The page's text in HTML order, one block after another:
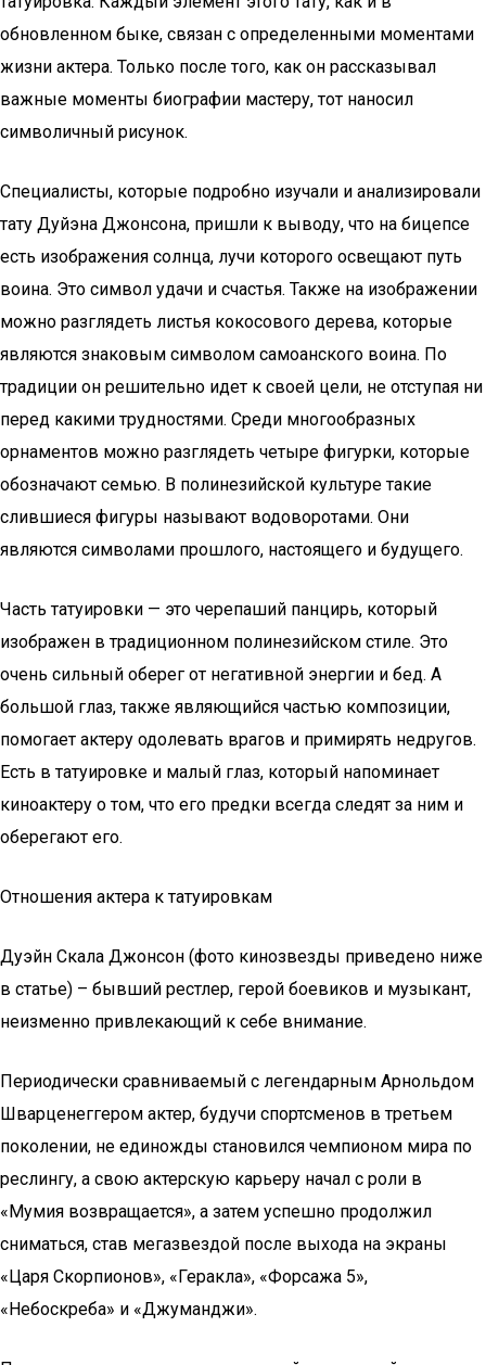
обновленном быке, связан с определенными моментами
жизни актера. Только после того, как он рассказывал
важные моменты биографии мастеру, тот наносил
символичный рисунок.
Специалисты, которые подробно изучали и анализировали
тату Дуйэна Джонсона, пришли к выводу, что на бицепсе
есть изображения солнца, лучи которого освещают путь
воина. Это символ удачи и счастья. Также на изображении
можно разглядеть листья кокосового дерева, которые
являются знаковым символом самоанского воина. По
традиции он решительно идет к своей цели, не отступая ни
перед какими трудностями. Среди многообразных
орнаментов можно разглядеть четыре фигурки, которые
обозначают семью. В полинезийской культуре такие
слившиеся фигуры называют водоворотами. Они
являются символами прошлого, настоящего и будущего.
Часть татуировки — это черепаший панцирь, который
изображен в традиционном полинезийском стиле. Это
очень сильный оберег от негативной энергии и бед. А
большой глаз, также являющийся частью композиции,
помогает актеру одолевать врагов и примирять недругов.
Есть в татуировке и малый глаз, который напоминает
киноактеру о том, что его предки всегда следят за ним и
оберегают его.
Отношения актера к татуировкам
Дуэйн Скала Джонсон (фото кинозвезды приведено ниже
в статье) – бывший рестлер, герой боевиков и музыкант,
неизменно привлекающий к себе внимание.
Периодически сравниваемый с легендарным Арнольдом
Шварценеггером актер, будучи спортсменов в третьем
поколении, не единожды становился чемпионом мира по
реслингу, а свою актерскую карьеру начал с роли в
«Мумия возвращается», а затем успешно продолжил
сниматься, став мегазвездой после выхода на экраны
«Царя Скорпионов», «Геракла», «Форсажа 5»,
«Небоскреба» и «Джуманджи».